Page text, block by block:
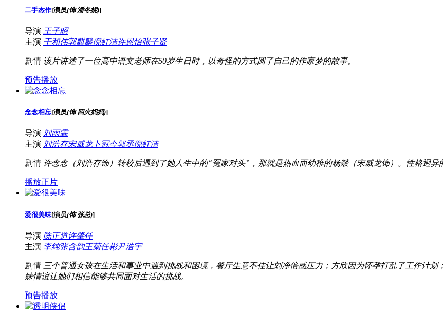
二手杰作[演员(饰 潘冬妮)]
导演 王子昭
主演 于和伟郭麒麟倪虹洁许恩怡张子贤
剧情 该片讲述了一位高中语文老师在50岁生日时，以奇怪的方式圆了自己的作家梦的故事。
预告播放
念念相忘[演员(饰 四火妈妈)]
导演 刘雨霖
主演 刘浩存宋威龙卜冠今郭丞倪虹洁
剧情 许念念（刘浩存饰）转校后遇到了她人生中的“冤家对头”，那就是热血而幼稚的杨燚（宋威龙饰）。性格迥
播放正片
爱很美味[演员(饰 张总)]
导演 陈正道许肇任
主演 李纯张含韵王菊任彬尹浩宇
剧情 三个普通女孩在生活和事业中遇到挑战和困境，餐厅生意不佳让刘净倍感压力；方欣因为怀孕打乱了工作计
妹情谊让她们相信能够共同面对生活的挑战。
预告播放